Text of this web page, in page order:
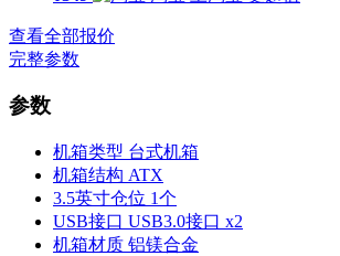
查看全部报价
完整参数
参数
机箱类型 台式机箱
机箱结构 ATX
3.5英寸仓位 1个
USB接口 USB3.0接口 x2
机箱材质 铝镁合金